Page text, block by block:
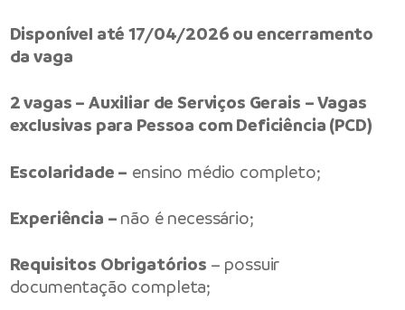
Disponível até 17/04/2026 ou encerramento
da vaga
2 vagas – Auxiliar de Serviços Gerais – Vagas
exclusivas para Pessoa com Deficiência (PCD)
Escolaridade – ensino médio completo;
Experiência – não é necessário;
Requisitos Obrigatórios – possuir
documentação completa;